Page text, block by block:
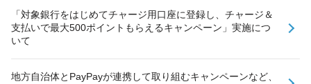
「対象銀行をはじめてチャージ用口座に登録し、チャージ＆
支払いで最大500ポイントもらえるキャンペーン」実施につ
いて
地方自治体とPayPayが連携して取り組むキャンペーンなど、